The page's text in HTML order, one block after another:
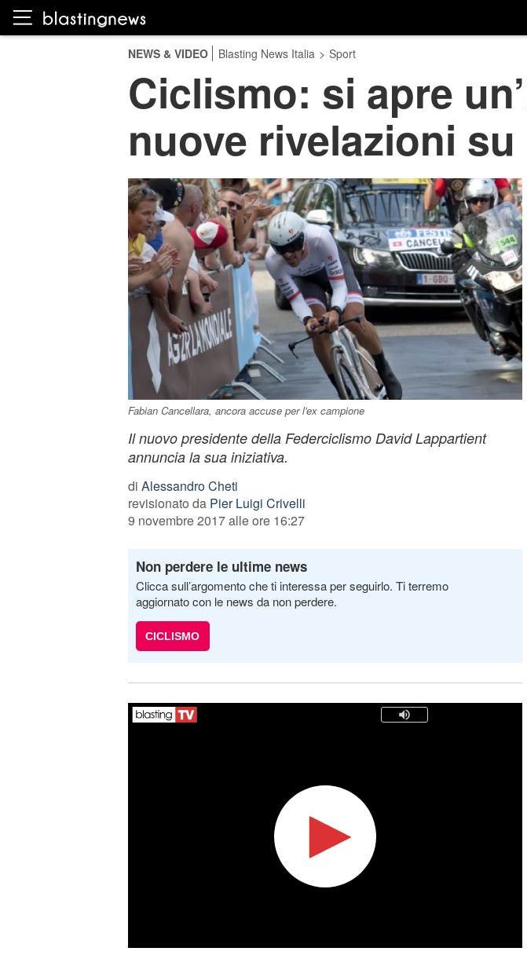
NEWS & VIDEO Blasting News Italia > Sport
Ciclismo: si apre
nuove rivelazioni
Fabian Cancellara, ancora accuse per l'ex campione
Il nuovo presidente della Federciclismo David Lappartient
annuncia la sua iniziativa.
di Alessandro Cheti
revisionato da Pier Luigi Crivelli
9 novembre 2017 alle ore 16:27
Non perdere le ultime news
Clicca sull’argomento che ti interessa per seguirlo. Ti terremo
aggiornato con le news da non perdere.
CICLISMO